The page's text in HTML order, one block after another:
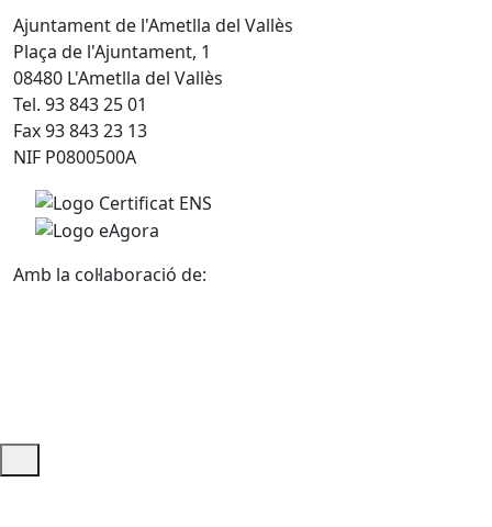
Ajuntament de l'Ametlla del Vallès
Plaça de l'Ajuntament, 1
08480 L'Ametlla del Vallès
Tel. 93 843 25 01
Fax 93 843 23 13
NIF P0800500A
Amb la col·laboració de:
Ajuda i accés ràpid